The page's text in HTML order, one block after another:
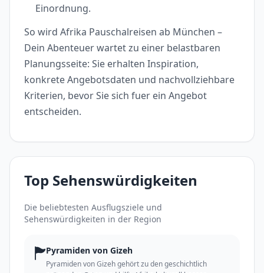
Einordnung.
So wird Afrika Pauschalreisen ab München –
Dein Abenteuer wartet zu einer belastbaren
Planungsseite: Sie erhalten Inspiration,
konkrete Angebotsdaten und nachvollziehbare
Kriterien, bevor Sie sich fuer ein Angebot
entscheiden.
Top Sehenswürdigkeiten
Die beliebtesten Ausflugsziele und
Sehenswürdigkeiten in der Region
🏲Pyramiden von Gizeh
Pyramiden von Gizeh gehört zu den geschichtlich